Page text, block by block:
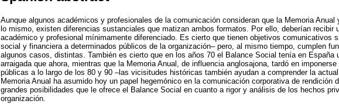
Aunque algunos académicos y profesionales de la comunicación consideran que la Memoria
lo mismo, existen diferencias sustanciales que matizan ambos formatos. Por ello, deberían recibir
académico y profesional mínimamente diferenciado. Es cierto que tienen objetivos comunicativos
social y financiera a determinados públicos de la organización– pero, al mismo tiempo, cumplen
algunos casos, distintas. También es cierto que en los años 70 el Balance Social tenía en España
arraigada que ahora, mientras que la Memoria Anual, de influencia anglosajona, tardó en
públicas a lo largo de los 80 y 90 –las vicisitudes históricas también ayudan a comprender la
Memoria Anual ha asumido hoy un papel hegemónico en la comunicación corporativa de rendición
grandes posibilidades que le ofrece el Balance Social en cuanto a rigor y análisis de los hechos
organización.